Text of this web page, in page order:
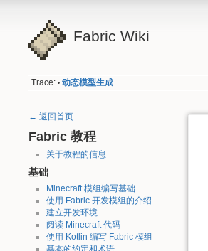
Fabric Wiki
Trace: • 动态模型生成
← 返回首页
Fabric 教程
关于教程的信息
基础
Minecraft 模组编写基础
使用 Fabric 开发模组的介绍
建立开发环境
阅读 Minecraft 代码
使用 Kotlin 编写 Fabric 模组
基本的约定和术语